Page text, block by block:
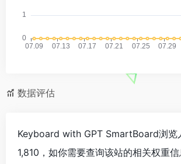
数据评估
Keyboard with GPT SmartBoard浏览
1,810，如你需要查询该站的相关权重